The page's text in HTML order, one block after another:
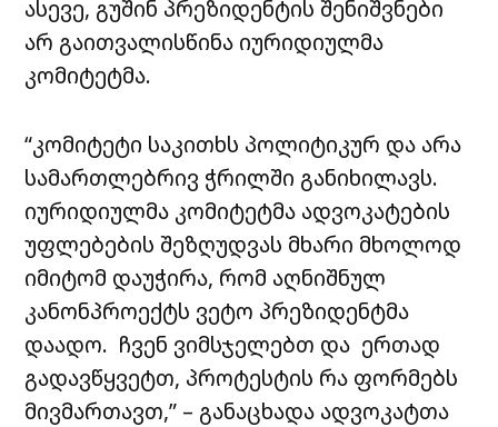
ასევე, გუშინ პრეზიდენტის შენიშვნები
არ გაითვალისწინა იურიდიულმა
კომიტეტმა.
“კომიტეტი საკითხს პოლიტიკურ და არა
სამართლებრივ ჭრილში განიხილავს.
იურიდიულმა კომიტეტმა ადვოკატების
უფლებების შეზღუდვას მხარი მხოლოდ
იმიტომ დაუჭირა, რომ აღნიშნულ
კანონპროექტს ვეტო პრეზიდენტმა
დაადო. ჩვენ ვიმსჯელებთ და ერთად
გადავწყვეტთ, პროტესტის რა ფორმებს
მივმართავთ,” – განაცხადა ადვოკატთა